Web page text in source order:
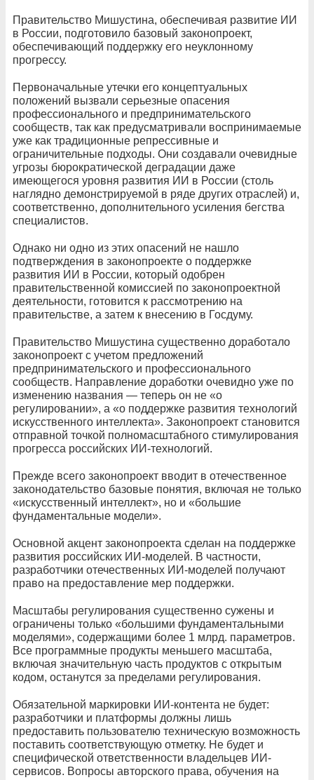
Правительство Мишустина, обеспечивая развитие ИИ
в России, подготовило базовый законопроект,
обеспечивающий поддержку его неуклонному
прогрессу.
Первоначальные утечки его концептуальных
положений вызвали серьезные опасения
профессионального и предпринимательского
сообществ, так как предусматривали воспринимаемые
уже как традиционные репрессивные и
ограничительные подходы. Они создавали очевидные
угрозы бюрократической деградации даже
имеющегося уровня развития ИИ в России (столь
наглядно демонстрируемой в ряде других отраслей) и,
соответственно, дополнительного усиления бегства
специалистов.
Однако ни одно из этих опасений не нашло
подтверждения в законопроекте о поддержке
развития ИИ в России, который одобрен
правительственной комиссией по законопроектной
деятельности, готовится к рассмотрению на
правительстве, а затем к внесению в Госдуму.
Правительство Мишустина существенно доработало
законопроект с учетом предложений
предпринимательского и профессионального
сообществ. Направление доработки очевидно уже по
изменению названия — теперь он не «о
регулировании», а «о поддержке развития технологий
искусственного интеллекта». Законопроект становится
отправной точкой полномасштабного стимулирования
прогресса российских ИИ-технологий.
Прежде всего законопроект вводит в отечественное
законодательство базовые понятия, включая не только
«искусственный интеллект», но и «большие
фундаментальные модели».
Основной акцент законопроекта сделан на поддержке
развития российских ИИ-моделей. В частности,
разработчики отечественных ИИ-моделей получают
право на предоставление мер поддержки.
Масштабы регулирования существенно сужены и
ограничены только «большими фундаментальными
моделями», содержащими более 1 млрд. параметров.
Все программные продукты меньшего масштаба,
включая значительную часть продуктов с открытым
кодом, останутся за пределами регулирования.
Обязательной маркировки ИИ-контента не будет:
разработчики и платформы должны лишь
предоставить пользователю техническую возможность
поставить соответствующую отметку. Не будет и
специфической ответственности владельцев ИИ-
сервисов. Вопросы авторского права, обучения на